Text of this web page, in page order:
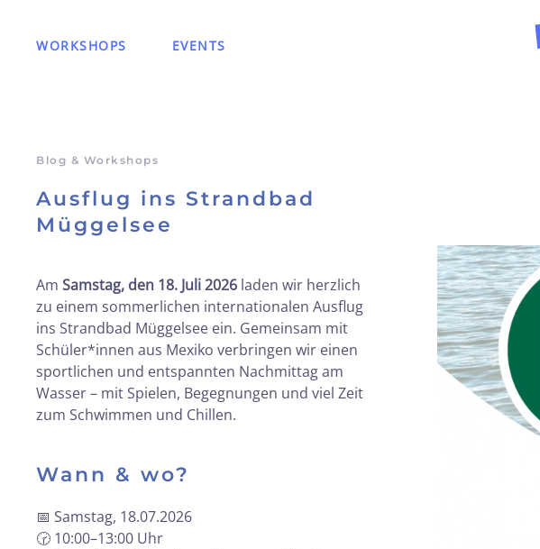
WORKSHOPS EVENTS
Blog & Workshops
Ausflug ins Strandbad
Müggelsee
Am Samstag, den 18. Juli 2026 laden wir herzlich
zu einem sommerlichen internationalen Ausflug
ins Strandbad Müggelsee ein. Gemeinsam mit
Schüler*innen aus Mexiko verbringen wir einen
sportlichen und entspannten Nachmittag am
Wasser – mit Spielen, Begegnungen und viel Zeit
zum Schwimmen und Chillen.
Wann & wo?
📅 Samstag, 18.07.2026
🕝 10:00–13:00 Uhr